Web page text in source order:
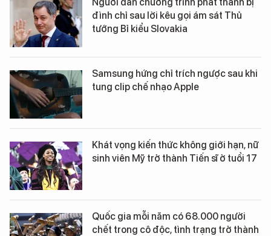
đình chỉ sau lời kêu gọi ám sát Thủ
tướng Bỉ kiểu Slovakia
Samsung hứng chỉ trích ngược sau khi
tung clip chế nhạo Apple
Khát vọng kiến thức không giới hạn, nữ
sinh viên Mỹ trở thành Tiến sĩ ở tuổi 17
Quốc gia mỗi năm có 68.000 người
chết trong cô độc, tình trạng trở thành